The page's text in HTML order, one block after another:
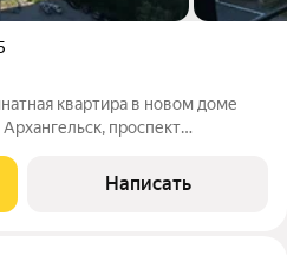
квартира в новом доме
вариант для тех, кто
Написать